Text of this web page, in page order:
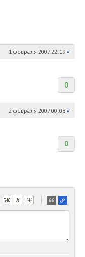
1 февраля 2007 22:19 #
0
2 февраля 2007 00:08 #
0
-
-
-